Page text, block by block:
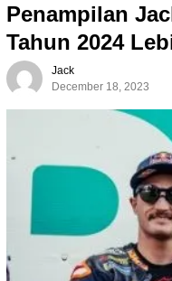
Penampilan
Tahun 2024
Jack
December 18, 2023